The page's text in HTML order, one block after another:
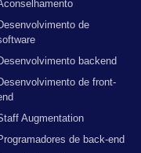
de
backend
de front-
Augmentation
de back-end